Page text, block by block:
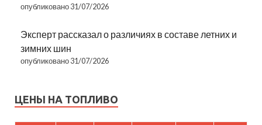
опубликовано 31/07/2026
Эксперт рассказал о различиях в составе летних и
зимних шин
опубликовано 31/07/2026
ЦЕНЫ НА ТОПЛИВО